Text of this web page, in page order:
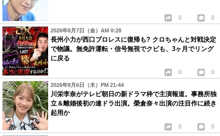
0 0
2026年8月7日（金）AM 0:28
長州小力が西口プロレスに復帰も? クロちゃんと対戦決定
で物議。無免許運転・信号無視でクビも、3ヶ月でリング
に戻る
0 0
2026年8月6日（木）PM 21:44
川栄李奈がテレビ朝日の新ドラマ枠で主演報道。事務所独
立＆離婚後初の連ドラ出演。榮倉奈々出演の注目作に続き
起用か
0 0